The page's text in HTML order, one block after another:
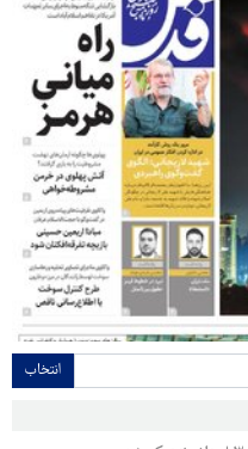
انتخاب